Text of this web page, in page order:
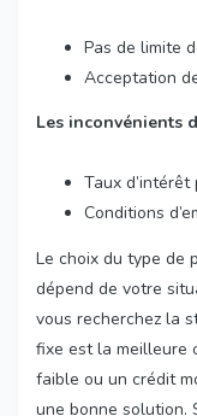
Pas de limite
Acceptation
Les inconvénients
Taux
Conditions
Le choix du type de
dépend de votre
vous recherchez la
fixe est la meilleure
faible ou un crédit
une bonne solution.